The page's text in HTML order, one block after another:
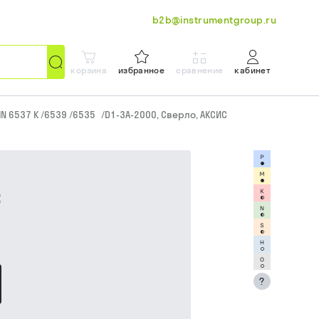
b2b@instrumentgroup.ru
корзина избранное сравнение кабинет
6537 K /6539 /6535 /D1-3A-2000, Сверло, АКСИС
?